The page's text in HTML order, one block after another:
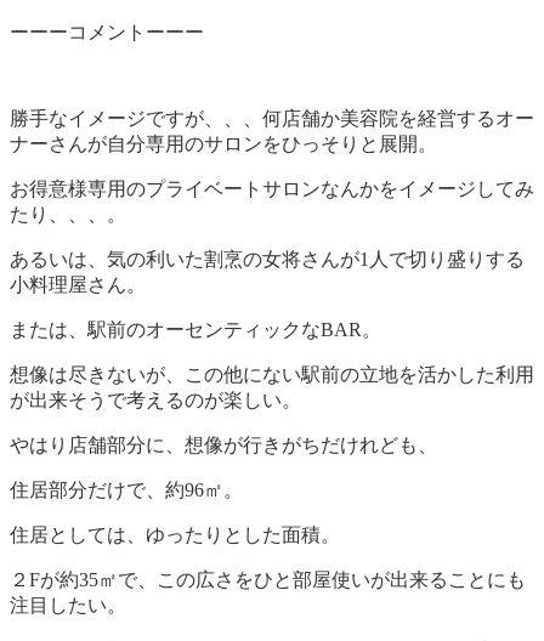
ーーーコメントーーー
勝手なイメージですが、、、何店舗か美容院を経営するオー
ナーさんが自分専用のサロンをひっそりと展開。
お得意様専用のプライベートサロンなんかをイメージしてみ
たり、、、。
あるいは、気の利いた割烹の女将さんが1人で切り盛りする
小料理屋さん。
または、駅前のオーセンティックなBAR。
想像は尽きないが、この他にない駅前の立地を活かした利用
が出来そうで考えるのが楽しい。
やはり店舗部分に、想像が行きがちだけれども、
住居部分だけで、約96㎡。
住居としては、ゆったりとした面積。
２Fが約35㎡で、この広さをひと部屋使いが出来ることにも
注目したい。